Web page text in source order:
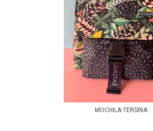
MOCHILA TERSINA